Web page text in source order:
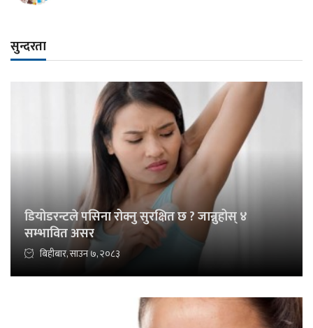
सुन्दरता
डियोडरन्टले पसिना रोक्नु सुरक्षित छ ? जान्नुहोस् ४
सम्भावित असर
बिहीबार, साउन ७, २०८३